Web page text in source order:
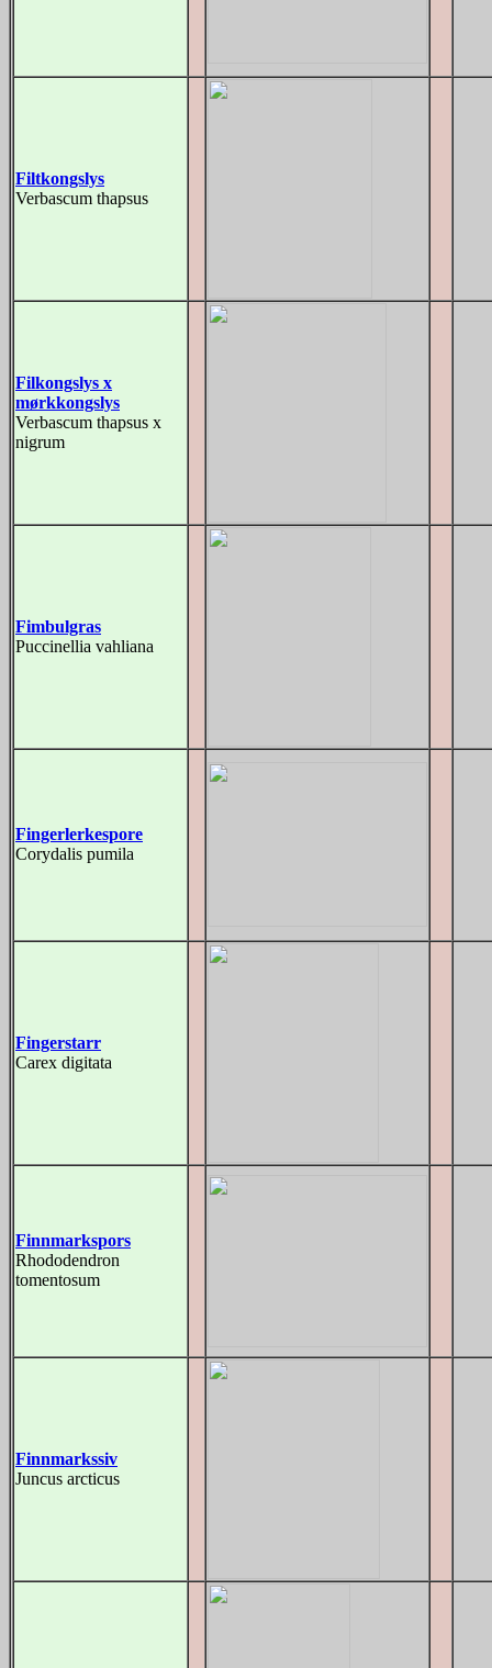
Filtkongslys
Verbascum thapsus
Filkongslys x
mørkkongslys
Verbascum thapsus x
nigrum
Fimbulgras
Puccinellia vahliana
Fingerlerkespore
Corydalis pumila
Fingerstarr
Carex digitata
Finnmarkspors
Rhododendron
tomentosum
Finnmarkssiv
Juncus arcticus